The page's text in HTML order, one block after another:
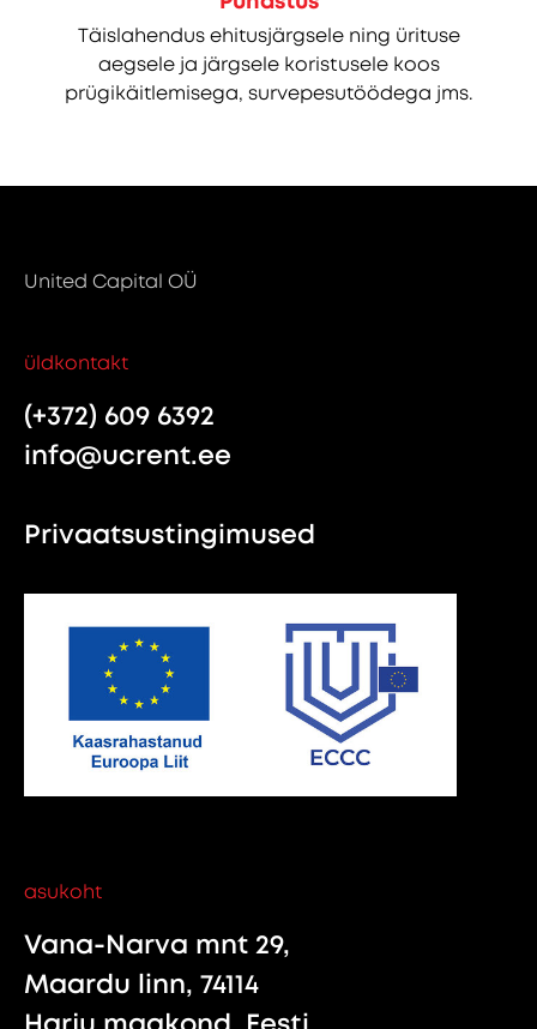
Täislahendus ehitusjärgsele ning ürituse
aegsele ja järgsele koristusele koos
prügikäitlemisega, survepesutöödega jms.
United Capital OÜ
üldkontakt
(+372) 609 6392
info@ucrent.ee
Privaatsustingimused
asukoht
Vana-Narva mnt 29,
Maardu linn, 74114